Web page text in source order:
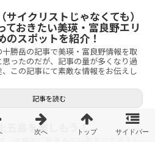
サイクリストじゃなくても）
ておきたい美瑛・富良野エリ
のスポットを紹介！
勝岳の記事で美瑛・富良野情報を取
思ったのだが、記事の量が多くなり過
この記事にて素敵な情報をお伝えし
記事を読む
五島を楽しもう！